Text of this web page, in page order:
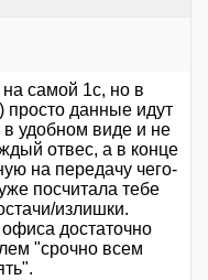
самой 1с, но в
просто данные идут
в удобном виде и не
отвес, а в конце
на передачу чего-
посчитала тебе
излишки.
достаточно
"срочно всем